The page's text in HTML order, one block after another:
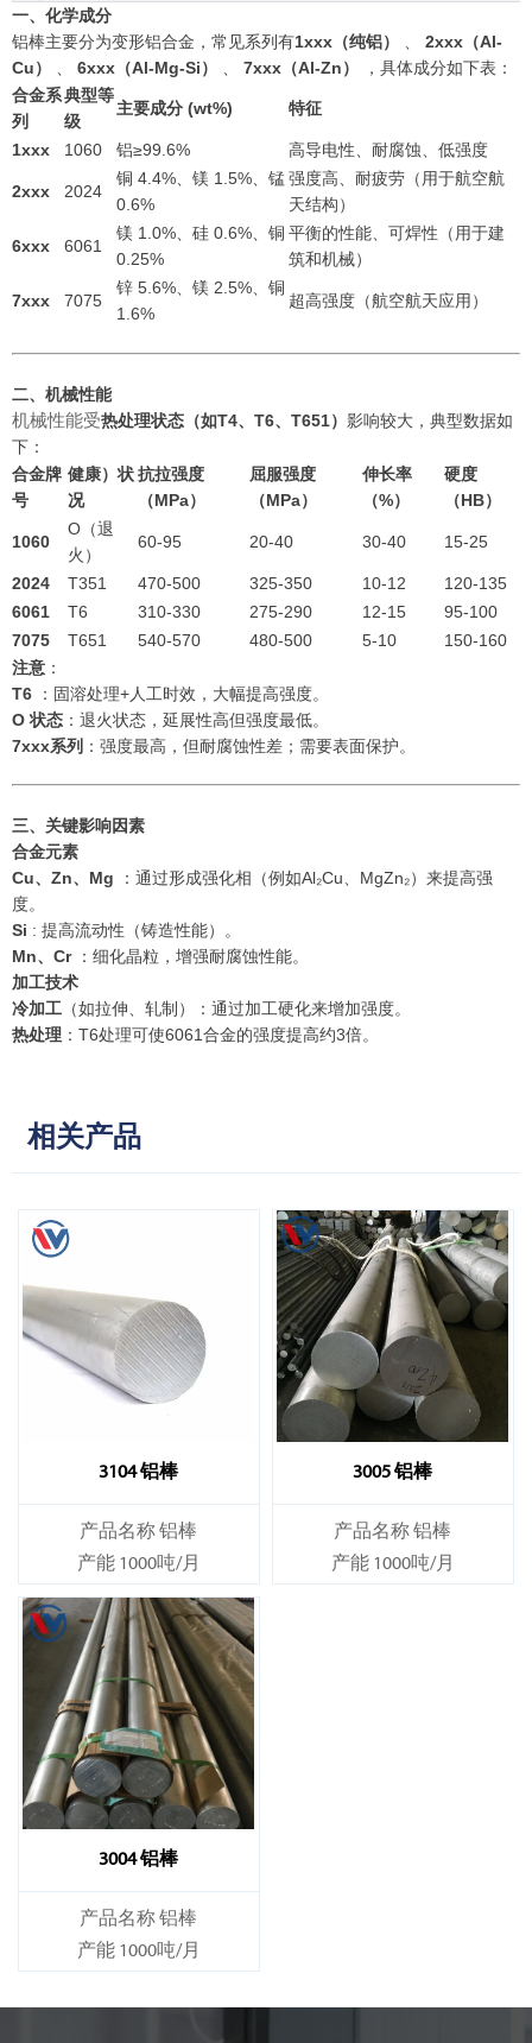
一、化学成分
铝棒主要分为变形铝合金，常见系列有1xxx（纯铝）
2xxx（Al-
Cu）
6xxx（Al-Mg-Si） 7xxx（Al-Zn）
，具体成分如下表：
合金系
列
典型等
级
主要成分 (wt%) 特征
1xxx 1060 铝≥99.6% 高导电性、耐腐蚀、低强度
2xxx 2024
铜 4.4%、镁 1.5%、锰
0.6%
强度高、耐疲劳（用于航空航
天结构）
6xxx 6061
镁 1.0%、硅 0.6%、铜
0.25%
平衡的性能、可焊性（用于建
筑和机械）
7xxx 7075
锌 5.6%、镁 2.5%、铜
1.6%
超高强度（航空航天应用）
二、机械性能
机械性能受热处理状态（如T4、T6、T651） 影响较大 ，典型数据如
下：
合金牌
号
健康）状
况
抗拉强度
（MPa）
屈服强度
（MPa）
伸长率
（%）
硬度
（HB）
1060
O（退
火）
60-95 20-40 30-40 15-25
2024 T351 470-500 325-350 10-12
120-135
6061
T6 310-330 275-290 12-15
95-100
7075
T651 540-570 480-500 5-10
150-160
注意 ：
T6
：固溶处理+人工时效，大幅提高强度。
O 状态 ：退火状态，延展性高但强度最低。
7xxx系列 ：强度最高，但耐腐蚀性差；需要表面保护。
三、关键影响因素
合金元素
Cu、Zn、Mg
：通过形成强化相（例如Al₂Cu、MgZn₂）来提高强
度。
Si : 提高流动性（铸造性能）。
Mn、Cr
：细化晶粒，增强耐腐蚀性能。
加工技术
冷加工 （如拉伸、轧制）：通过加工硬化来增加强度。
热处理 ：T6处理可使6061合金的强度提高约3倍。
相关产品
3104 铝棒
产品名称 铝棒
产能 1000吨/月
3005 铝棒
产品名称 铝棒
产能 1000吨/月
3004 铝棒
产品名称 铝棒
产能 1000吨/月